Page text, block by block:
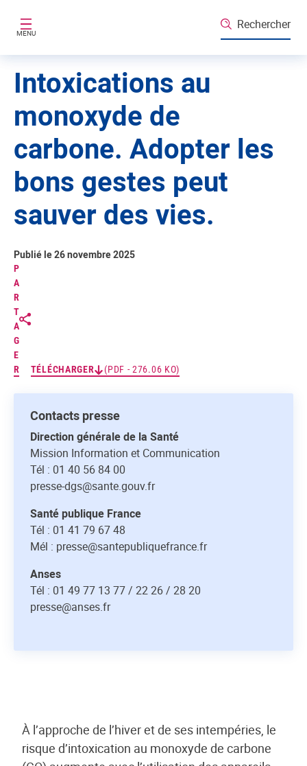
MENU
Rechercher
Intoxications au
monoxyde de
carbone. Adopter les
bons gestes peut
sauver des vies.
P
A
R
T
A
G
E
R
TÉLÉCHARGER (PDF - 276.06 KO)
Publié le 26 novembre 2025
Contacts presse
Direction générale de la Santé
Mission Information et Communication
Tél : 01 40 56 84 00
presse-dgs@sante.gouv.fr
Santé publique France
Tél : 01 41 79 67 48
Mél : presse@santepubliquefrance.fr
Anses
Tél : 01 49 77 13 77 / 22 26 / 28 20
presse@anses.fr
À l’approche de l’hiver et de ses intempéries, le
risque d’intoxication au monoxyde de carbone